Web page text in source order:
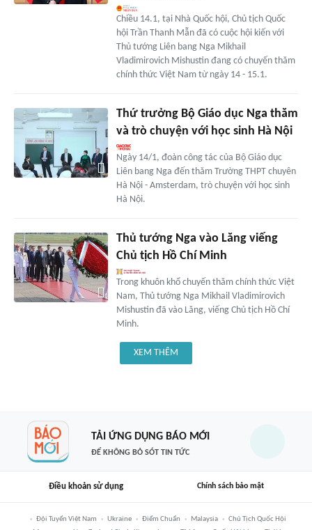
Chiều 14.1, tại Nhà Quốc hội, Chủ tịch Quốc
hội Trần Thanh Mẫn đã có cuộc hội kiến với
Thủ tướng Liên bang Nga Mikhail
Vladimirovich Mishustin đang có chuyến thăm
chính thức Việt Nam từ ngày 14 - 15.1.
Thứ trưởng Bộ Giáo dục Nga thăm
và trò chuyện với học sinh Hà Nội
Ngày 14/1, đoàn công tác của Bộ Giáo dục
Liên bang Nga đến thăm Trường THPT chuyên
Hà Nội - Amsterdam, trò chuyện với học sinh
Hà Nội.
Thủ tướng Nga vào Lăng viếng
Chủ tịch Hồ Chí Minh
Trong khuôn khổ chuyến thăm chính thức Việt
Nam, Thủ tướng Nga Mikhail Vladimirovich
Mishustin đã vào Lăng, viếng Chủ tịch Hồ Chí
Minh.
XEM THÊM
TẢI ỨNG DỤNG BÁO MỚI
ĐỂ KHÔNG BỎ SÓT TIN TỨC
Điều khoản sử dụng Chính sách bảo mật
Đội Tuyển Việt Nam Ukraine Điểm Chuẩn Malaysia
Chủ Tịch Quốc Hội